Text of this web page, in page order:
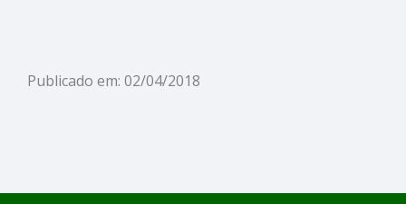
Publicado em: 02/04/2018